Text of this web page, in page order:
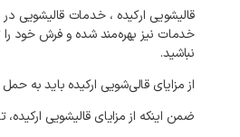
قالیشویی ارکیده ، خدمات قالیشویی در
خدمات نیز بهره‌مند شده و فرش خود را
نباشید.
از مزایای قالی‌شویی ارکیده باید به حمل
ضمن اینکه از مزایای قالیشویی ارکیده،